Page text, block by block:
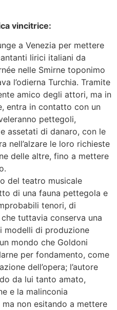
vincitrice:
a Venezia per mettere
lirici italiani da
nelle Smirne toponimo
l’odierna Turchia. Tramite
amico degli attori, ma in
entra in contatto con un
pettegoli,
assetati di danaro, con le
nell’alzare le loro richieste
delle altre, fino a mettere
del teatro musicale
di una fauna pettegola e
tenori, di
tuttavia conserva una
modelli di produzione
mondo che Goldoni
per fondamento, come
dell’opera; l’autore
da lui tanto amato,
e la malinconia
non esitando a mettere